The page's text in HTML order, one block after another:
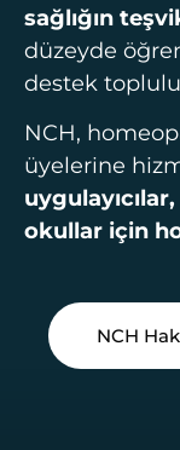
sağlığın
düzeyde
destek
NCH,
üyelerine
okullar için
NCH